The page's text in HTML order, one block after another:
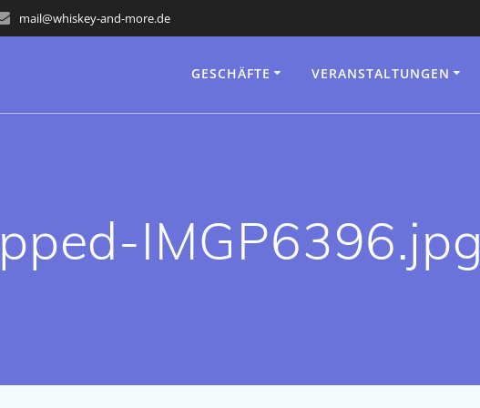
mail@whiskey-and-more.de
GESCHÄFTE VERANSTALTUNGEN
IMGP6396.jpg